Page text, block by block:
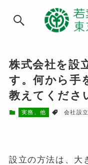
株式会社を設
す。何から手
教えてくださ
実務、他 会社設立
設立の方法は、大